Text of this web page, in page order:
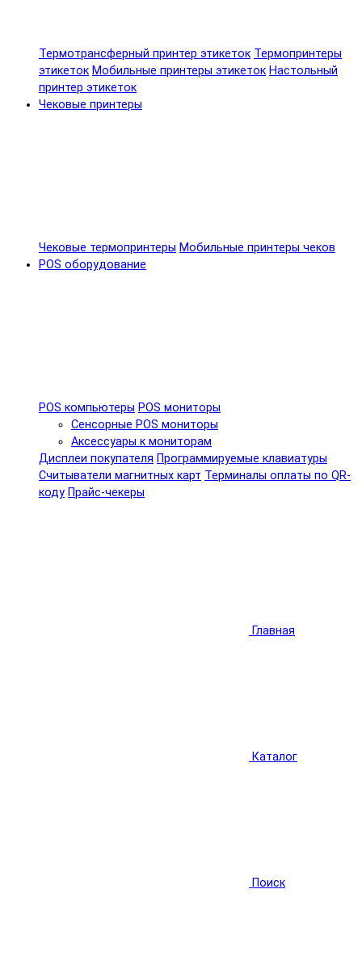
Термотрансферный принтер этикеток Термопринтеры
этикеток Мобильные принтеры этикеток Настольный
принтер этикеток
Чековые принтеры
Чековые термопринтеры Мобильные принтеры чеков
POS оборудование
POS компьютеры POS мониторы
Сенсорные POS мониторы
Аксессуары к мониторам
Дисплеи покупателя Программируемые клавиатуры
Считыватели магнитных карт Терминалы оплаты по QR-
коду Прайс-чекеры
Главная
Каталог
Поиск